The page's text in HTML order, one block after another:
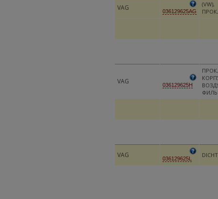
VAG 036129625AG
(VW),
VAG 036129625H
VAG 036129625L